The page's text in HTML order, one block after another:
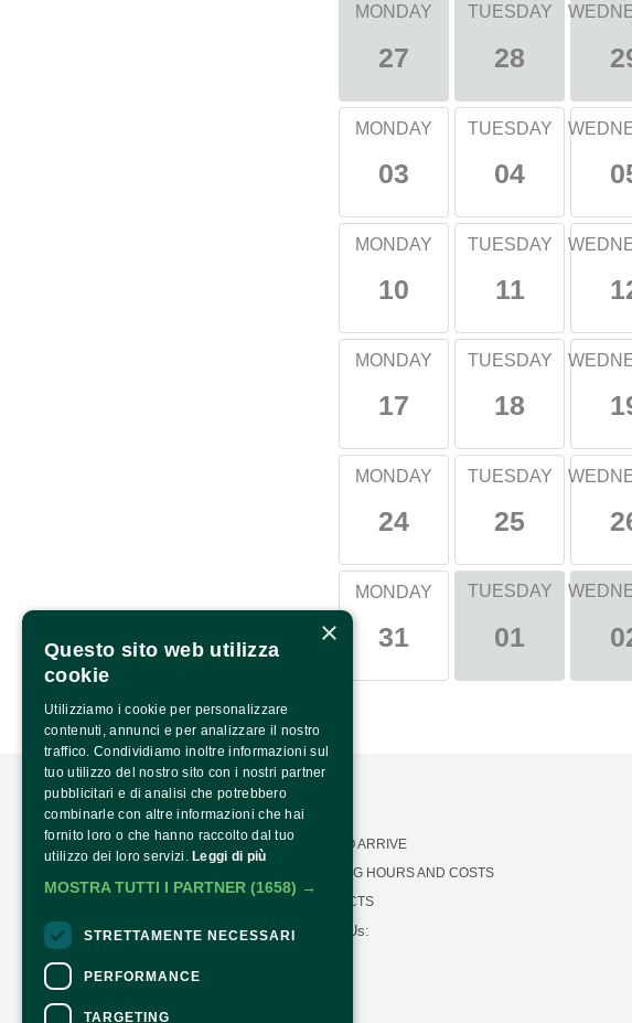
MONDAY
27
TUESDAY
28
MONDAY
03
TUESDAY
04
MONDAY
10
TUESDAY
11
MONDAY
17
TUESDAY
18
MONDAY
24
TUESDAY
25
MONDAY
31
TUESDAY
01
OUR MISSION
TRANSPARENCY
NEXTGENERATIONEU
HOW TO ARRIVE
OPENING HOURS AND COSTS
CONTACTS
Follow Us:
×
Questo sito web utilizza
cookie
Utilizziamo i cookie per personalizzare
contenuti, annunci e per analizzare il nostro
traffico. Condividiamo inoltre informazioni sul
tuo utilizzo del nostro sito con i nostri partner
pubblicitari e di analisi che potrebbero
combinarle con altre informazioni che hai
fornito loro o che hanno raccolto dal tuo
utilizzo dei loro servizi. Leggi di più
MOSTRA TUTTI I PARTNER (1658) →
STRETTAMENTE NECESSARI
PERFORMANCE
TARGETING